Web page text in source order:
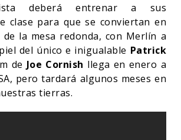
deberá entrenar a sus
clase para que se conviertan en
de la mesa redonda, con Merlín a
del único e inigualable Patrick
de Joe Cornish llega en enero a
pero tardará algunos meses en
tierras.